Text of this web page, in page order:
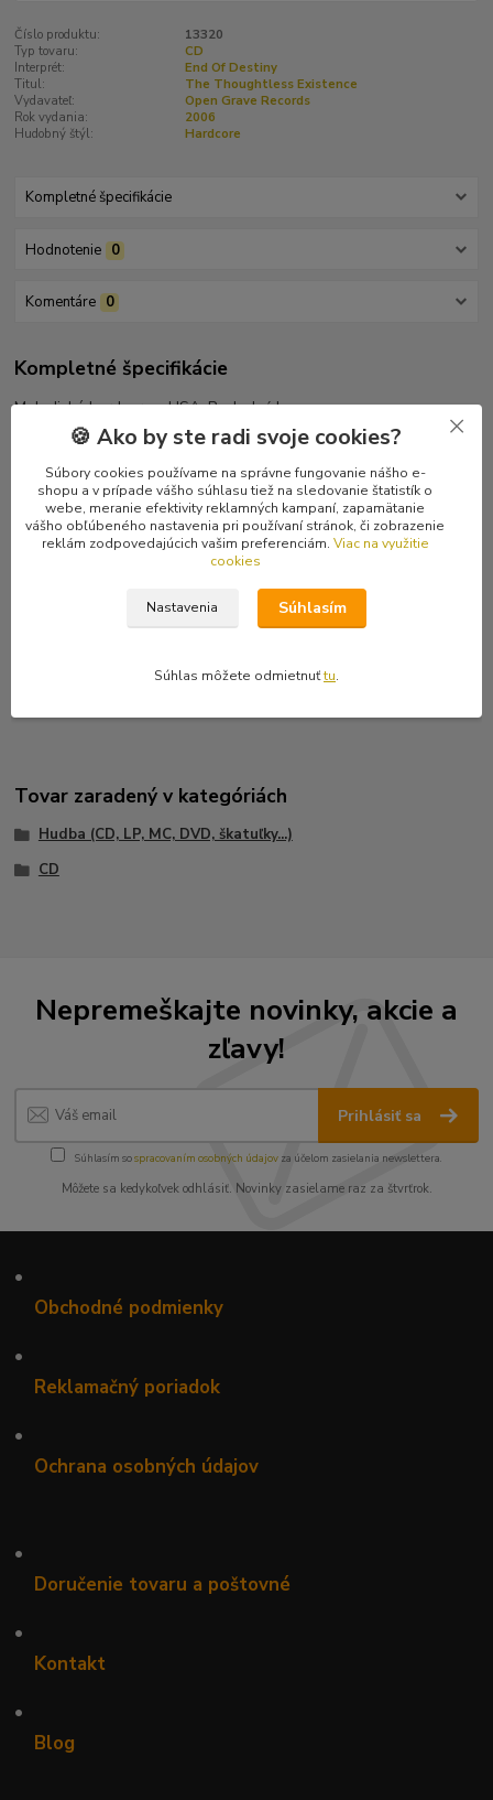
Číslo produktu:
13320
Typ tovaru:
CD
Interprét:
End Of Destiny
Titul:
The Thoughtless Existence
Vydavateľ:
Open Grave Records
Rok vydania:
2006
Hudobný štýl:
Hardcore
Kompletné špecifikácie
Hodnotenie 0
Komentáre 0
Kompletné špecifikácie
Melodické hardcore z USA. Posledný kus.
1 An Illness To Call Your Own
2 Muffled
3 New Hampshire
4 The Thoughtless Existence
10 Return To Thought And A Thank You Letter
Tovar zaradený v kategóriách
Hudba (CD, LP, MC, DVD, škatuľky...)
CD
Nepremeškajte novinky, akcie a
zľavy!
Prihlásiť sa
Súhlasím sospracovaním osobných údajov za účelom zasielania newslettera.
Môžete sa kedykoľvek odhlásiť. Novinky zasielame raz za štvrťrok.
•
Obchodné podmienky
•
Reklamačný poriadok
•
Ochrana osobných údajov
•
Doručenie tovaru a poštovné
•
Kontakt
•
Blog
🍪 Ako by ste radi svoje cookies?
Súbory cookies používame na správne fungovanie nášho e-
shopu a v prípade vášho súhlasu tiež na sledovanie štatistík o
webe, meranie efektivity reklamných kampaní, zapamätanie
vášho obľúbeného nastavenia pri používaní stránok, či zobrazenie
reklám zodpovedajúcich vašim preferenciám. Viac na využitie
cookies
Nastavenia Súhlasím
Súhlas môžete odmietnuťtu.